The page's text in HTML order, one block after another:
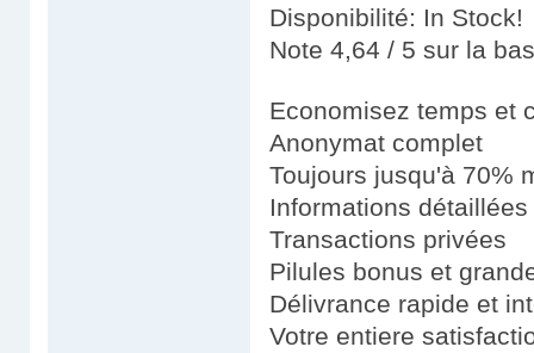
Disponibilité: In Stock!
Note 4,64 / 5 sur la
Economisez temps et
Anonymat complet
Toujours jusqu'à 70%
Informations
Transactions privées
Pilules bonus et
Délivrance rapide et
Votre entiere